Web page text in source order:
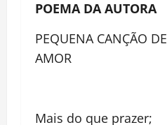
POEMA DA AUTORA
PEQUENA CANÇÃO DE
AMOR
Mais do que prazer;